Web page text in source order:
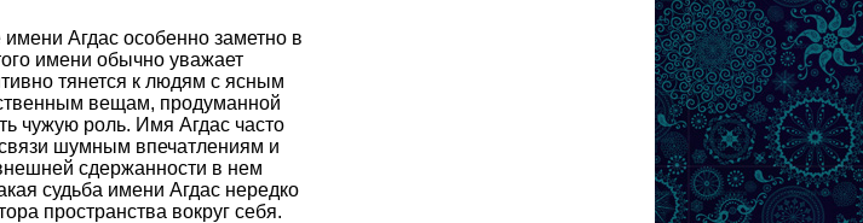
Агдас особенно заметно в
имени обычно уважает
тянется к людям с ясным
вещам, продуманной
чужую роль. Имя Агдас часто
шумным впечатлениям и
сдержанности в нем
судьба имени Агдас нередко
пространства вокруг себя.